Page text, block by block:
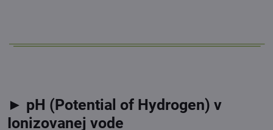
► pH (Potential of Hydrogen) v
Ionizovanej vode